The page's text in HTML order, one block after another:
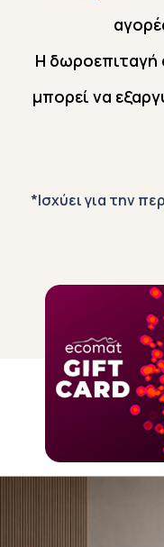
Η δωροεπιταγή
μπορεί να
*Ισχύει για την